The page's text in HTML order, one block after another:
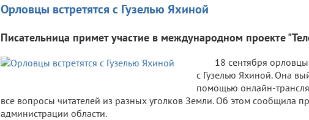
Орловцы встретятся с Гузелью Яхиной
Писательница примет участие в международном проекте
18 сентября
с Гузелью Яхиной. Она
помощью онлайн-
все вопросы читателей из разных уголков Земли. Об этом сообщила
администрации области.